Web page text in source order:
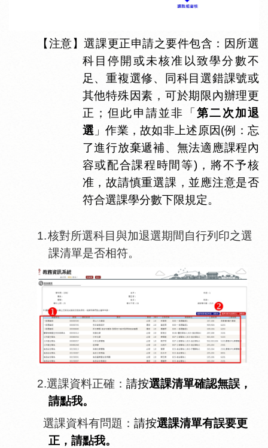
【注意】選課更正申請之要件包含：因所選
科目停開或未核准以致學分數不
足、重複選修、同科目選錯課號或
其他特殊因素，可於期限內辦理更
正；但此申請並非「 第二次加退
選 」作業，故如非上述原因(例：忘
了進行放棄遞補、無法適應課程內
容或配合課程時間等)，將不予核
准，故請慎重選課，並應注意是否
符合選課學分數下限規定。
1.核對所選科目與加退選期間自行列印之選
課清單是否相符。
2.選課資料正確：請按選課清單確認無誤，
請點我。
選課資料有問題 ：請按選課清單有誤要更
正，請點我。